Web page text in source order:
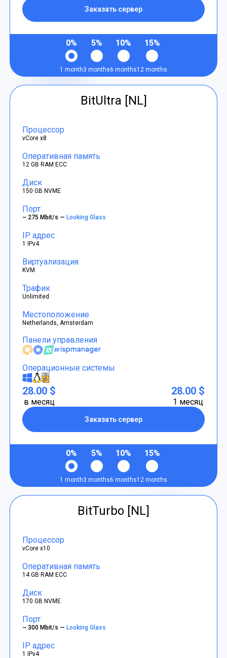
Заказать сервер
0%
1 month
5%
3 months
10%
6 months
15%
12 months
BitUltra [NL]
Процессор
vCore x8
Оперативная память
12 GB RAM ECC
Диск
150 GB NVME
Порт
~ 275 Mbit/s —Looking Glass
IP адрес
1 IPv4
Виртуализация
KVM
Трафик
Unlimited
Местоположение
Netherlands, Amsterdam
Панели управления
Операционные системы
28.00 $
в месяц
Заказать сервер
28.00 $
1 месяц
0%
1 month
5%
3 months
10%
6 months
15%
12 months
BitTurbo [NL]
Процессор
vCore x10
Оперативная память
14 GB RAM ECC
Диск
170 GB NVME
Порт
~ 300 Mbit/s —Looking Glass
IP адрес
1 IPv4